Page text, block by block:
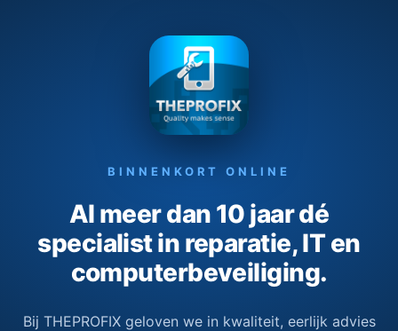
BINNENKORT ONLINE
Al meer dan 10 jaar dé
specialist in reparatie, IT en
computerbeveiliging.
Bij THEPROFIX geloven we in kwaliteit, eerlijk advies